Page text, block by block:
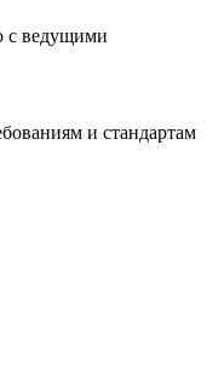
с ведущими
и стандартам